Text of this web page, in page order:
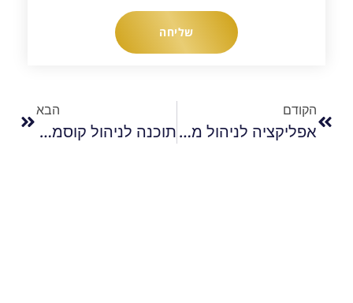
שליחה
הקודם
אפליקציה לניהול מכון יופי: פתרון דיגיטלי לניהול חכם ושיפור חוויית הלקוח
הבא
תוכנה לניהול קוסמטיקאית: הכלי המושלם לניהול מקצועי ויעיל של העסק